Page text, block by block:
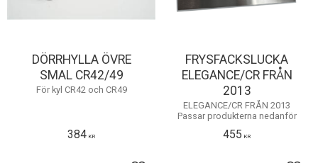
DÖRRHYLLA ÖVRE
SMAL CR42/49
För kyl CR42 och CR49
384 KR
FRYSFACKSLUCKA
ELEGANCE/CR FRÅN
2013
ELEGANCE/CR FRÅN 2013
Passar produkterna nedanför
455 KR